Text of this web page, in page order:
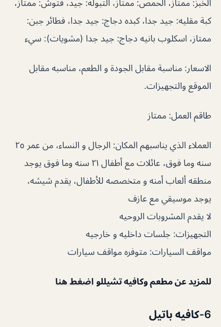
الخبز: ممتاز، الحمص: ممتاز، التبوله: جيد، فتوش: ممتاز،
كبة مقليه: جيد جدا، كبده دجاج: جيد جدا، فطائر جبن:
ممتاز، اسكلوب بانيه دجاج: جيد جدا (مشويات): سيء
الاسعار: مناسبة مقابل الجودة و الطعم، مناسبه مقابل
الموقع والتجهيزات.
طاقم العمل: ممتاز
العملاء الذي يناسبهم المكان: الرجال و النساء، من عمر ٢٥
سنه وما فوق، عائلات مع أطفال ٢١ سنه وما فوق يوجد
منطقه ألعاب أمنه و متخصصه للأطفال، يقدم شيشه،
يوجد موسيقي مع عازف
لا يقدم المشروبات الروحيه
التجهيزات: جلسات داخليه و خارجيه
مواقف السيارات: متوفره مواقف سيارات
للمزيد عن مطعم وكافيه تشيللو اضغط هنا
6-كافيه باتيل